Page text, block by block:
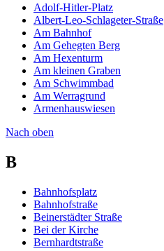
Adolf-Hitler-Platz
Albert-Leo-Schlageter-Straße
Am Bahnhof
Am Gehegten Berg
Am Hexenturm
Am kleinen Graben
Am Schwimmbad
Am Werragrund
Armenhauswiesen
Nach oben
B
Bahnhofsplatz
Bahnhofstraße
Beinerstädter Straße
Bei der Kirche
Bernhardtstraße